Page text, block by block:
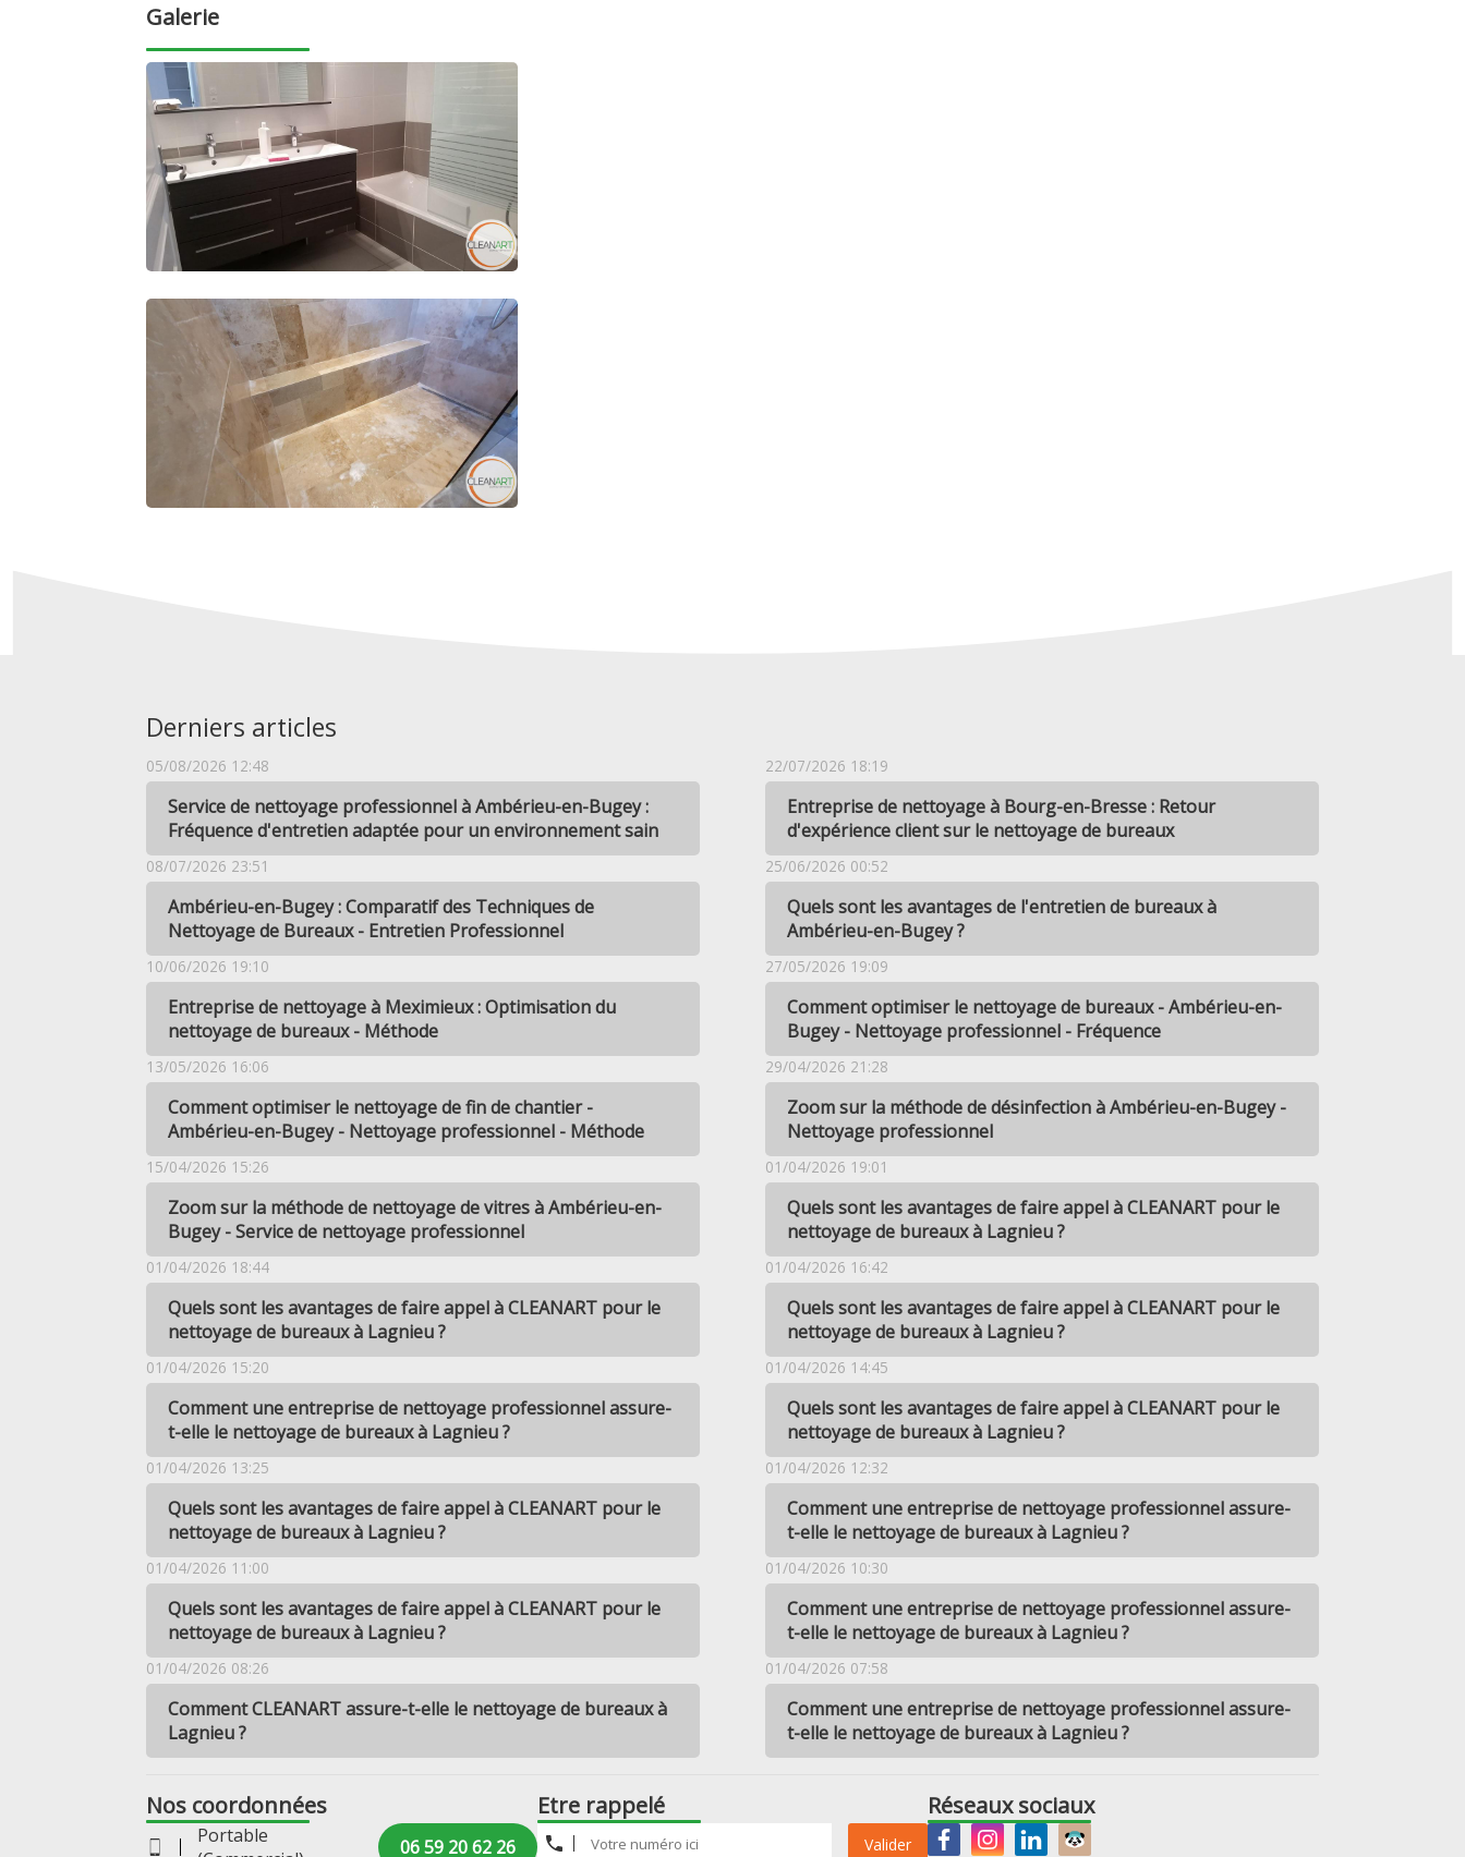
Galerie
Derniers articles
05/08/2026 12:48
Service de nettoyage professionnel à Ambérieu-en-Bugey :
Fréquence d'entretien adaptée pour un environnement sain
22/07/2026 18:19
Entreprise de nettoyage à Bourg-en-Bresse : Retour
d'expérience client sur le nettoyage de bureaux
08/07/2026 23:51
Ambérieu-en-Bugey : Comparatif des Techniques de
Nettoyage de Bureaux - Entretien Professionnel
25/06/2026 00:52
Quels sont les avantages de l'entretien de bureaux à
Ambérieu-en-Bugey ?
10/06/2026 19:10
Entreprise de nettoyage à Meximieux : Optimisation du
nettoyage de bureaux - Méthode
27/05/2026 19:09
Comment optimiser le nettoyage de bureaux - Ambérieu-en-
Bugey - Nettoyage professionnel - Fréquence
13/05/2026 16:06
Comment optimiser le nettoyage de fin de chantier -
Ambérieu-en-Bugey - Nettoyage professionnel - Méthode
29/04/2026 21:28
Zoom sur la méthode de désinfection à Ambérieu-en-Bugey -
Nettoyage professionnel
15/04/2026 15:26
Zoom sur la méthode de nettoyage de vitres à Ambérieu-en-
Bugey - Service de nettoyage professionnel
01/04/2026 19:01
Quels sont les avantages de faire appel à CLEANART pour le
nettoyage de bureaux à Lagnieu ?
01/04/2026 18:44
Quels sont les avantages de faire appel à CLEANART pour le
nettoyage de bureaux à Lagnieu ?
01/04/2026 16:42
Quels sont les avantages de faire appel à CLEANART pour le
nettoyage de bureaux à Lagnieu ?
01/04/2026 15:20
Comment une entreprise de nettoyage professionnel assure-
t-elle le nettoyage de bureaux à Lagnieu ?
01/04/2026 14:45
Quels sont les avantages de faire appel à CLEANART pour le
nettoyage de bureaux à Lagnieu ?
01/04/2026 13:25
Quels sont les avantages de faire appel à CLEANART pour le
nettoyage de bureaux à Lagnieu ?
01/04/2026 12:32
Comment une entreprise de nettoyage professionnel assure-
t-elle le nettoyage de bureaux à Lagnieu ?
01/04/2026 11:00
Quels sont les avantages de faire appel à CLEANART pour le
nettoyage de bureaux à Lagnieu ?
01/04/2026 10:30
Comment une entreprise de nettoyage professionnel assure-
t-elle le nettoyage de bureaux à Lagnieu ?
01/04/2026 08:26
Comment CLEANART assure-t-elle le nettoyage de bureaux à
Lagnieu ?
01/04/2026 07:58
Comment une entreprise de nettoyage professionnel assure-
t-elle le nettoyage de bureaux à Lagnieu ?
Nos coordonnées
Portable
06 59 20 62 26
Etre rappelé
Valider
Réseaux sociaux